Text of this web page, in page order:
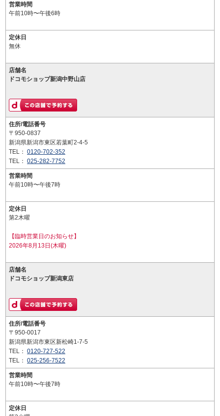
営業時間
午前10時〜午後6時
定休日
無休
店舗名
ドコモショップ新潟中野山店
住所/電話番号
〒950-0837
新潟県新潟市東区若葉町2-4-5
TEL： 0120-702-352
TEL： 025-282-7752
営業時間
午前10時〜午後7時
定休日
第2木曜
【臨時営業日のお知らせ】
2026年8月13日(木曜)
店舗名
ドコモショップ新潟東店
住所/電話番号
〒950-0017
新潟県新潟市東区新松崎1-7-5
TEL： 0120-727-522
TEL： 025-256-7522
営業時間
午前10時〜午後7時
定休日